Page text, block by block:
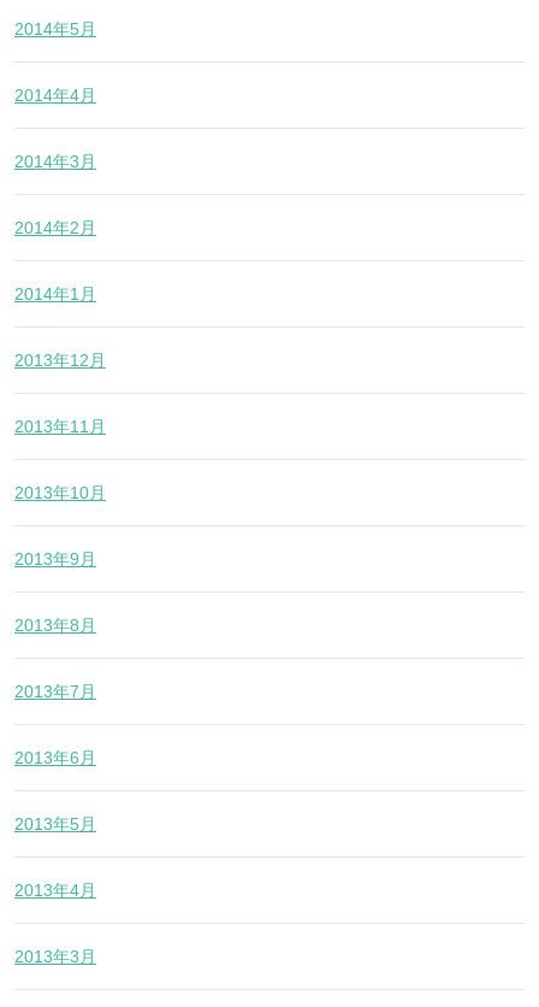
2014年5月
2014年4月
2014年3月
2014年2月
2014年1月
2013年12月
2013年11月
2013年10月
2013年9月
2013年8月
2013年7月
2013年6月
2013年5月
2013年4月
2013年3月